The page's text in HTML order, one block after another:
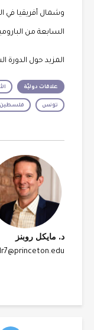
السابعة من
المزيد حول الدورة
علاقات دوليّة
تونس فلسطين
د. مايكل روبنز